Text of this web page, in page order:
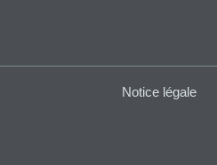
Notice légale